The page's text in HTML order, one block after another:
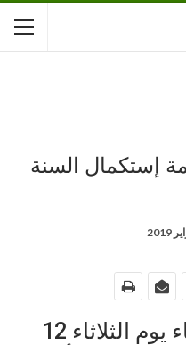
إستكمال السنة
في بلاغ لها نشرته مساء يوم الثلاثاء 12